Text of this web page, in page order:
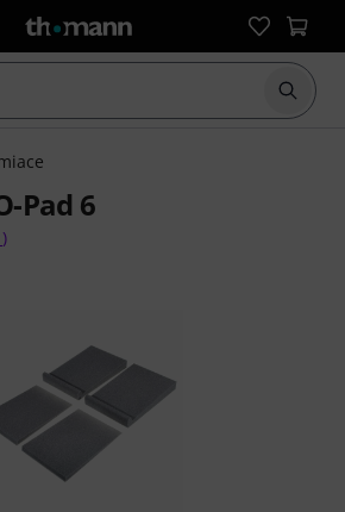
Pad 6
5 gwiazdek z 2721 ocen klientów
)